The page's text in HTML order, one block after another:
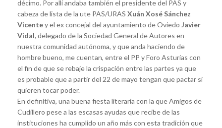
décimo. Por allí andaba también el presidente del PAS y
cabeza de lista de la ute PAS/URAS Xuán Xosé Sánchez
Vicentey el ex concejal del ayuntamiento de Oviedo Javier
Vidal,delegado de la Sociedad General de Autores en
nuestra comunidad autónoma, y que anda haciendo de
hombre bueno, me cuentan, entre el PP y Foro Asturias con
el fin de que se rebaje la crispación entre las partes ya que
es probable que a partir del 22 de mayo tengan que pactar si
quieren tocar poder.
En definitiva, una buena fiesta literaria con la que Amigos de
Cudillero pese a las escasas ayudas que recibe de las
instituciones ha cumplido un año más con esta tradición que